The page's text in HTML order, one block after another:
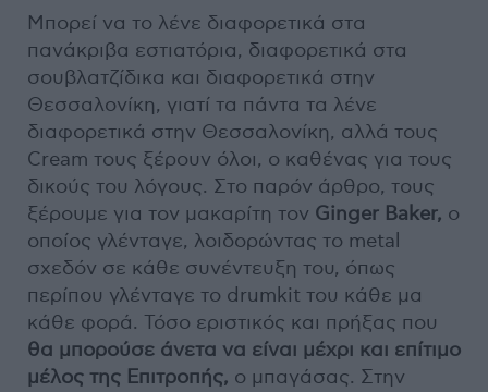
Μπορεί να το λένε διαφορετικά στα
πανάκριβα εστιατόρια, διαφορετικά στα
σουβλατζίδικα και διαφορετικά στην
Θεσσαλονίκη, γιατί τα πάντα τα λένε
διαφορετικά στην Θεσσαλονίκη, αλλά τους
Cream τους ξέρουν όλοι, ο καθένας για τους
δικούς του λόγους. Στο παρόν άρθρο, τους
ξέρουμε για τον μακαρίτη τον Ginger Baker, ο
οποίος γλένταγε, λοιδορώντας το metal
σχεδόν σε κάθε συνέντευξη του, όπως
περίπου γλένταγε το drumkit του κάθε μα
κάθε φορά. Τόσο εριστικός και πρήξας που
θα μπορούσε άνετα να είναι μέχρι και επίτιμο
μέλος της Επιτροπής, ο μπαγάσας. Στην